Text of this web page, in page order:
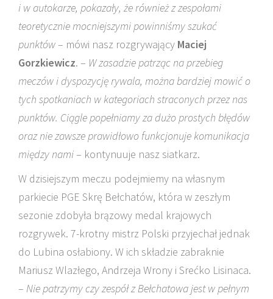
i w autokarze, pokazały, że również z zespołami
teoretycznie mocniejszymi powinniśmy szukać
punktów– mówi nasz rozgrywający Maciej
Gorzkiewicz. – W zasadzie patrząc na przebieg
meczów i dyspozycję rywala, można bardziej mowić o
tych spotkaniach w kategoriach straconych przez nas
punktów. Ciągle popełniamy za dużo prostych błędów
oraz nie zawsze prawidłowo funkcjonuje komunikacja
między nami– kontynuuje nasz siatkarz.
W dzisiejszym meczu podejmiemy na własnym
parkiecie PGE Skrę Bełchatów, która w zeszłym
sezonie zdobyła brązowy medal krajowych
rozgrywek. 7-krotny mistrz Polski przyjechał jednak
do Lubina osłabiony. W ich składzie zabraknie
Mariusz Wlazłego, Andrzeja Wrony i Srećko Lisinaca.
– Nie patrzymy czy zespół z Bełchatowa jest w pełnym